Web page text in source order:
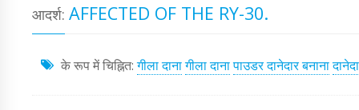
आदर्श: AFFECTED OF THE RY-30.
के रूप में चिह्नित:गीला दानागीला दानापाउडर दानेदार बनाना